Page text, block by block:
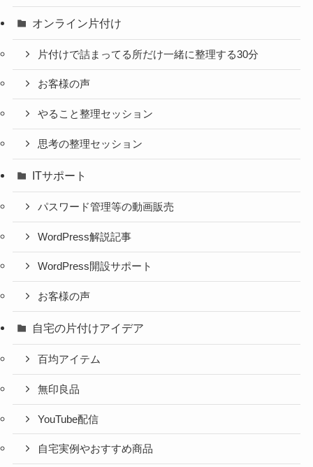
オンライン片付け
片付けで詰まってる所だけ一緒に整理する30分
お客様の声
やること整理セッション
思考の整理セッション
ITサポート
パスワード管理等の動画販売
WordPress解説記事
WordPress開設サポート
お客様の声
自宅の片付けアイデア
百均アイテム
無印良品
YouTube配信
自宅実例やおすすめ商品